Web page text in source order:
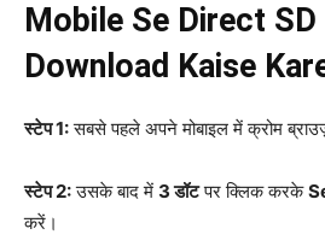
Mobile Se Direct
Download Kaise
स्टेप 1:सबसे पहले अपने मोबाइल में क्रोम
स्टेप 2:उसके बाद में 3 डॉटपर क्लिक करके
करें।